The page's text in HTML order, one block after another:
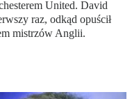
United. David
raz, odkąd opuścił
mistrzów Anglii.